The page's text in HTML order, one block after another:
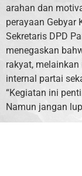
arahan dan
perayaan Gebyar
Sekretaris DPD
menegaskan
rakyat,
internal partai
“Kegiatan ini
Namun jangan